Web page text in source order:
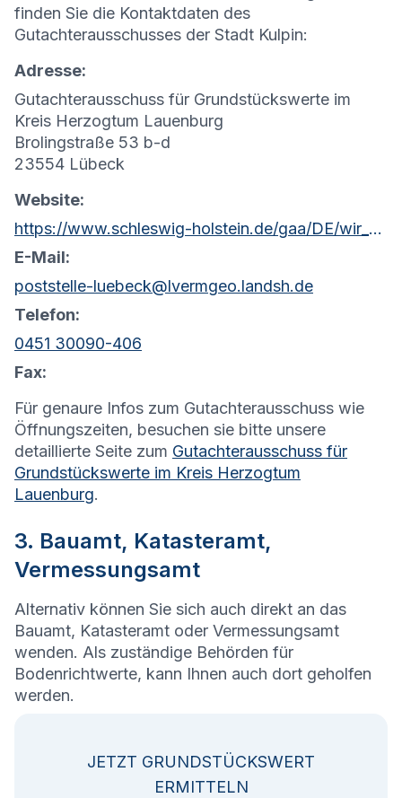
finden Sie die Kontaktdaten des
Gutachterausschusses der Stadt Kulpin:
Adresse:
Gutachterausschuss für Grundstückswerte im
Kreis Herzogtum Lauenburg
Brolingstraße 53 b-d
23554 Lübeck
Website:
https://www.schleswig-holstein.de/gaa/DE/wir_ueber_uns/Gutachterausschuesse/gaHzgtLauenburg.html?nn=c0d62a00-d1ee-4d76-b61a-4d55e31f453c
E-Mail:
poststelle-luebeck@lvermgeo.landsh.de
Telefon:
0451 30090-406
Fax:
Für genaure Infos zum Gutachterausschuss wie
Öffnungszeiten, besuchen sie bitte unsere
detaillierte Seite zum Gutachterausschuss für
Grundstückswerte im Kreis Herzogtum
Lauenburg.
3. Bauamt, Katasteramt,
Vermessungsamt
Alternativ können Sie sich auch direkt an das
Bauamt, Katasteramt oder Vermessungsamt
wenden. Als zuständige Behörden für
Bodenrichtwerte, kann Ihnen auch dort geholfen
werden.
JETZT GRUNDSTÜCKSWERT
ERMITTELN